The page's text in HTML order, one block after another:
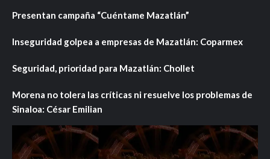
Presentan campaña “Cuéntame Mazatlán”
Inseguridad golpea a empresas de Mazatlán: Coparmex
Seguridad, prioridad para Mazatlán: Chollet
Morena no tolera las críticas ni resuelve los problemas de
Sinaloa: César Emilian